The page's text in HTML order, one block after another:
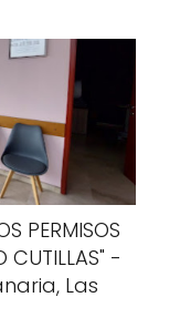
PERMISOS
CUTILLAS" -
Las